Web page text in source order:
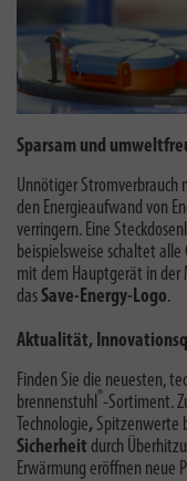
Sparsam und
Unnötiger Stromverbrauch
den Energieaufwand von
verringern. Eine
beispielsweise schaltet
mit dem Hauptgerät in der
dasSave-Energy-Logo.
Aktualität,
Finden Sie die neuesten,
brennenstuhl®-Sortiment.
Technologie, Spitzenwerte
Sicherheit durch
Erwärmung eröffnen neue